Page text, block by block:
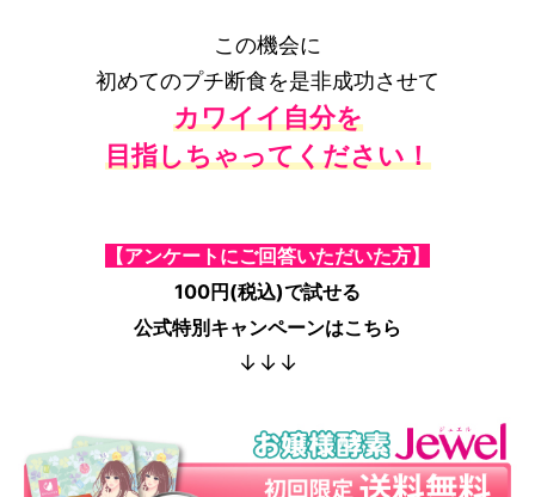
この機会に
初めてのプチ断食を是非成功させて
カワイイ自分を
目指しちゃってください！
【アンケートにご回答いただいた方】
100円(税込)で試せる
公式特別キャンペーンはこちら
↓↓↓